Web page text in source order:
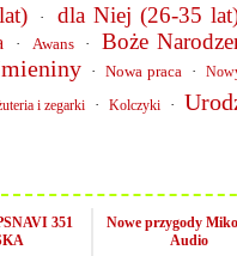
· dla Niej (26-35
· Awans · Boże
· Nowa praca ·
i zegarki · Kolczyki ·
351
Nowe przygody
Audio